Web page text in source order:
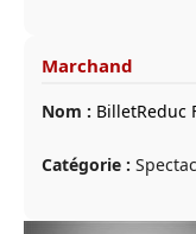
Marchand
Nom : BilletReduc
Catégorie :